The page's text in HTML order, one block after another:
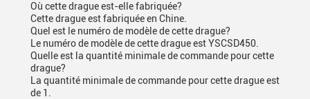
Où cette drague est-elle fabriquée?
Cette drague est fabriquée en Chine.
Quel est le numéro de modèle de cette drague?
Le numéro de modèle de cette drague est YSCSD450.
Quelle est la quantité minimale de commande pour cette
drague?
La quantité minimale de commande pour cette drague est
de 1.